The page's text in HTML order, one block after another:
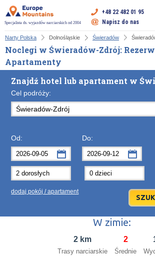
Specjalista ds. wyjazdów narciarskich od 2004
+48 22 482 01 95
Napisz do nas
Narty Polska Dolnośląskie Świeradów
Noclegi w Świeradów-Zdrój:
Apartamenty
Znajdź hotel lub apartament w
Cel podróży:
Od:
wrzesień 2026
Po Wt Śr Cz
31 1
16 17
23 24
Do:
Po Wt
1
8
14 15
22
dodaj pokój / apartament
W zimie:
2 km
Trasy narciarskie
2
Średnie